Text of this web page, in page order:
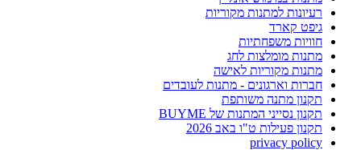
רעיונות למתנות מקוריות
גיפט קארד
חוויות משפחתיות
מתנות מומלצות לחג
מתנות מקוריות לאישה
חברות וארגונים - מתנות לעובדים
תקנון מתנה משותפת
תקנון נסייני המתנות של BUYME
תקנון פעילות ט"ו באב 2026
privacy policy